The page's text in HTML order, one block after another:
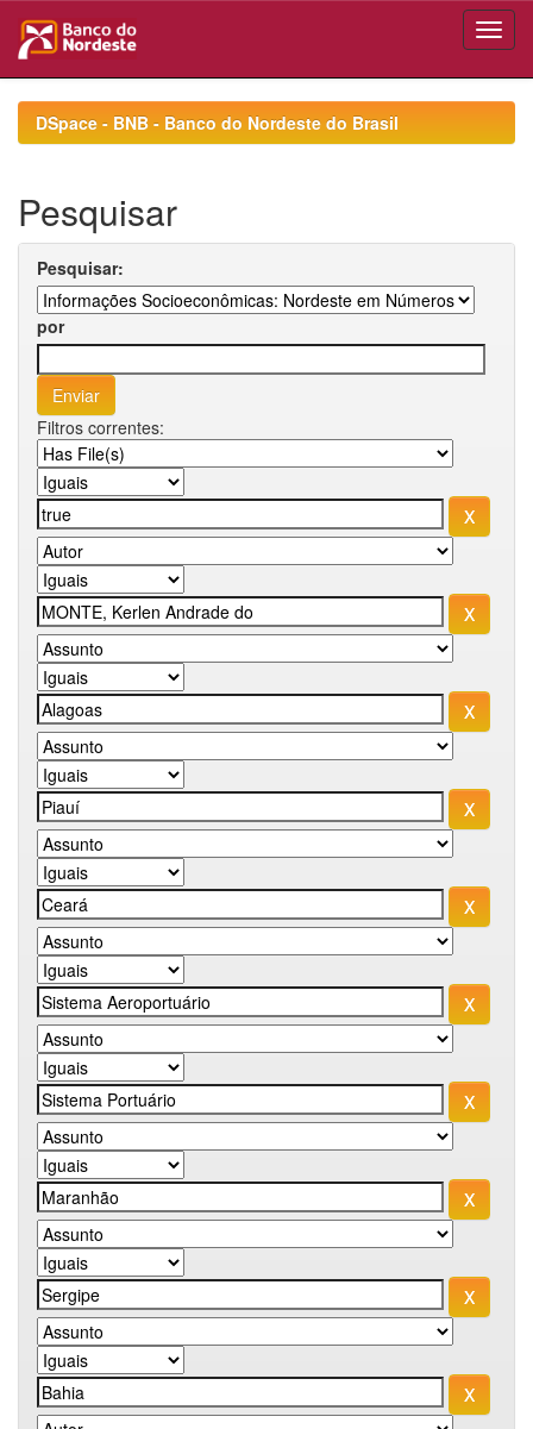
navigationDSpace - BNB - Banco do Nordeste do Brasil
Pesquisar
Pesquisar:
por
Filtros correntes: